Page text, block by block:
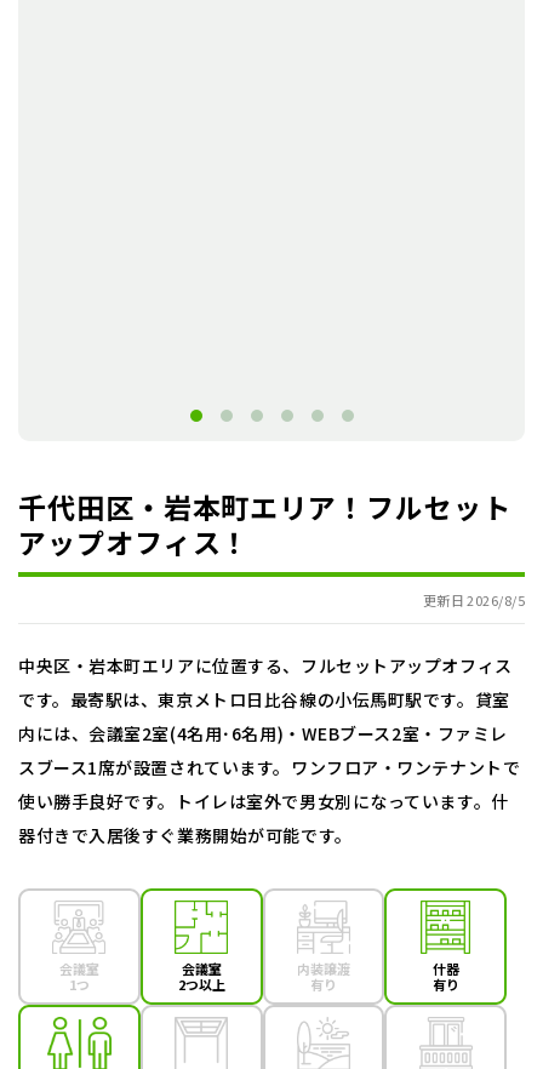
千代田区・岩本町エリア！フルセット
アップオフィス！
更新日 2026/8/5
中央区・岩本町エリアに位置する、フルセットアップオフィス
です。最寄駅は、東京メトロ日比谷線の小伝馬町駅です。貸室
内には、会議室2室(4名用･6名用)・WEBブース2室・ファミレ
スブース1席が設置されています。ワンフロア・ワンテナントで
使い勝手良好です。トイレは室外で男女別になっています。什
器付きで入居後すぐ業務開始が可能です。
会議室
1つ
会議室
2つ以上
内装譲渡
有り
什器
有り